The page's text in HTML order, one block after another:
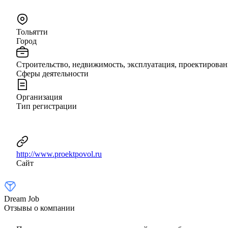
Тольятти
Город
Строительство, недвижимость, эксплуатация,
Сферы деятельности
Организация
Тип регистрации
http://www.proektpovol.ru
Сайт
Dream Job
Отзывы о компании